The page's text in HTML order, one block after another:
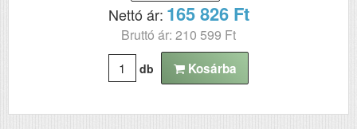
Súly (kg)
Papír méret
Technológia
tintasugaras
Wifi
Nettó ár: 165 826 Ft
Bruttó ár: 210 599 Ft
db Kosárba